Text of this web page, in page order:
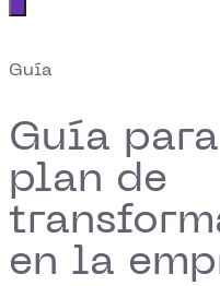
Guía
Guía
plan de
en la